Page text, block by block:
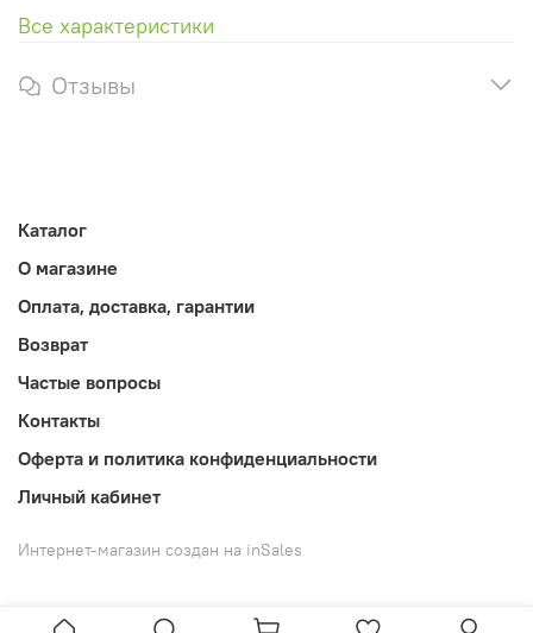
Все характеристики
Отзывы
Каталог
О магазине
Оплата, доставка, гарантии
Возврат
Частые вопросы
Контакты
Оферта и политика конфиденциальности
Личный кабинет
Интернет-магазин создан на inSales